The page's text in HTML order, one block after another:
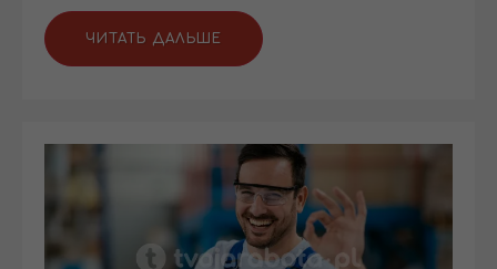
ЧИТАТЬ ДАЛЬШЕ